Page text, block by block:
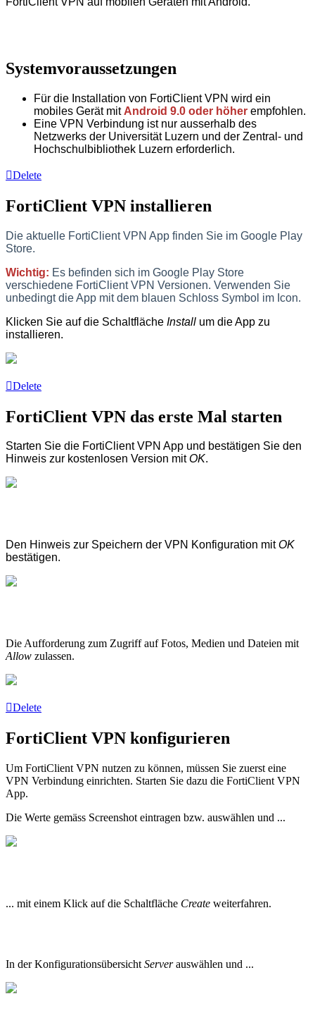
Systemvoraussetzungen
Für die Installation von FortiClient VPN wird ein
mobiles Gerät mit Android 9.0 oder höher empfohlen.
Eine VPN Verbindung ist nur ausserhalb des
Netzwerks der Universität Luzern und der Zentral- und
Hochschulbibliothek Luzern erforderlich.
Delete
FortiClient VPN installieren
Die aktuelle FortiClient VPN App finden Sie im Google Play
Store.
Wichtig: Es befinden sich im Google Play Store
verschiedene FortiClient VPN Versionen. Verwenden Sie
unbedingt die App mit dem blauen Schloss Symbol im Icon.
Klicken Sie auf die Schaltfläche Install um die App zu
installieren.
Delete
FortiClient VPN das erste Mal starten
Starten Sie die FortiClient VPN App und bestätigen Sie den
Hinweis zur kostenlosen Version mitOK.
Den Hinweis zur Speichern der VPN Konfiguration mitOK
bestätigen.
Die Aufforderung zum Zugriff auf Fotos, Medien und Dateien mit
Allow zulassen.
Delete
FortiClient VPN konfigurieren
Um FortiClient VPN nutzen zu können, müssen Sie zuerst eine
VPN Verbindung einrichten. Starten Sie dazu die FortiClient VPN
App.
Die Werte gemäss Screenshot eintragen bzw. auswählen und ...
... mit einem Klick auf die Schaltfläche Create weiterfahren.
In der Konfigurationsübersicht Serverauswählen und ...